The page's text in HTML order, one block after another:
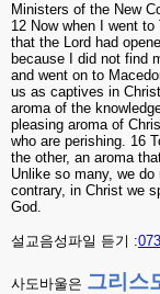
Ministers of the New
12 Now when I went
that the Lord had
because I did not find
and went on to
us as captives in
aroma of the
pleasing aroma of
who are perishing. 16
the other, an aroma
Unlike so many, we
contrary, in Christ we
God.
설교음성파일 듣기 :
사도바울은 그리스